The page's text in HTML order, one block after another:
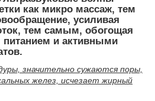
как микро массаж, тем
усиливая
тем самым, обогощая
питанием и активными
значительно сужаются поры,
желез, исчезает жирный